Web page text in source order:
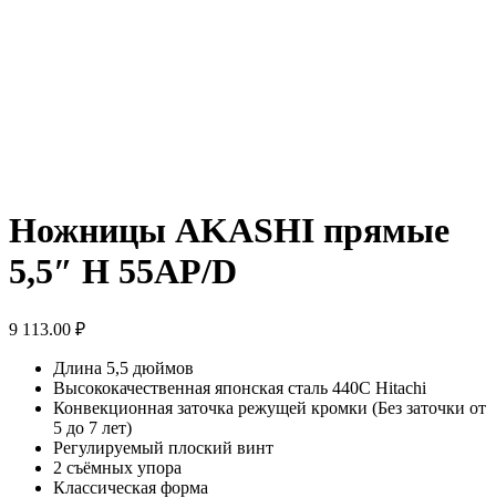
Ножницы AKASHI прямые
5,5″ H 55AP/D
9 113.00 ₽
Длина 5,5 дюймов
Высококачественная японская сталь 440С Hitachi
Конвекционная заточка режущей кромки (Без заточки от
5 до 7 лет)
Регулируемый плоский винт
2 съёмных упора
Классическая форма